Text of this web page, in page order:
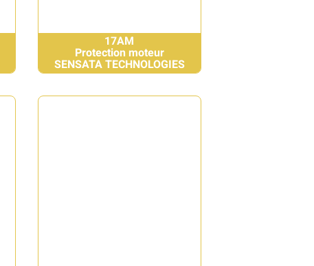
17AM
Protection moteur
SENSATA TECHNOLOGIES